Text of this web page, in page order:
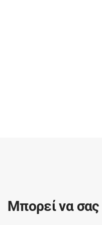
Μπορεί να σας